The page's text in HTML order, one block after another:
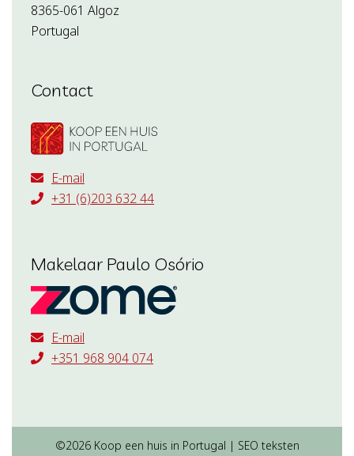
8365-061 Algoz
Portugal
Contact
E-mail
+31 (6)203 632 44
Makelaar Paulo Osório
E-mail
+351 968 904 074
©2026 Koop een huis in Portugal | SEO teksten